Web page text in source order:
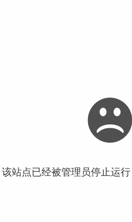
站点已经被管理员停止运